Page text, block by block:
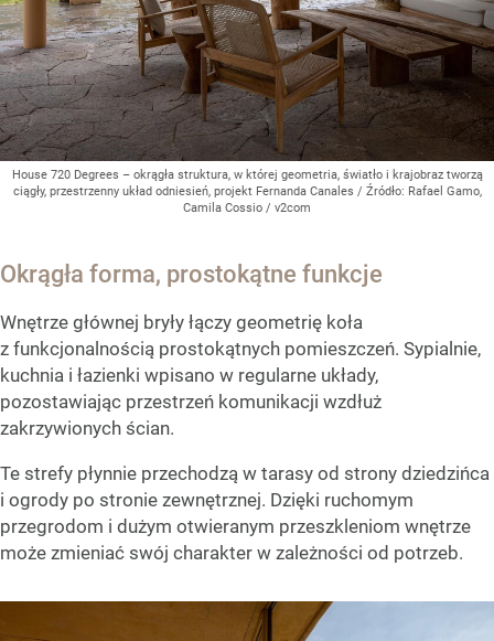
House 720 Degrees – okrągła struktura, w której geometria, światło i krajobraz tworzą
ciągły, przestrzenny układ odniesień, projekt Fernanda Canales / Źródło: Rafael Gamo,
Camila Cossio / v2com
Okrągła forma, prostokątne funkcje
Wnętrze głównej bryły łączy geometrię koła
z funkcjonalnością prostokątnych pomieszczeń. Sypialnie,
kuchnia i łazienki wpisano w regularne układy,
pozostawiając przestrzeń komunikacji wzdłuż
zakrzywionych ścian.
Te strefy płynnie przechodzą w tarasy od strony dziedzińca
i ogrody po stronie zewnętrznej. Dzięki ruchomym
przegrodom i dużym otwieranym przeszkleniom wnętrze
może zmieniać swój charakter w zależności od potrzeb.